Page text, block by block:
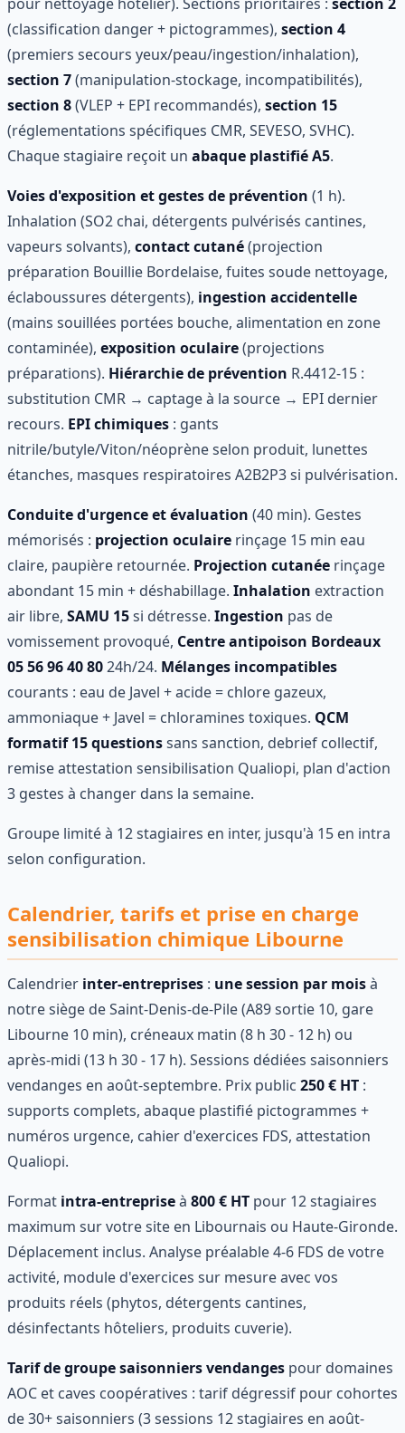
(classification danger + pictogrammes), section 4
(premiers secours yeux/peau/ingestion/inhalation),
section 7(manipulation-stockage, incompatibilités),
section 8(VLEP + EPI recommandés), section 15
(réglementations spécifiques CMR, SEVESO, SVHC).
Chaque stagiaire reçoit un abaque plastifié A5.
Voies d'exposition et gestes de prévention (1 h).
Inhalation (SO2 chai, détergents pulvérisés cantines,
vapeurs solvants), contact cutané(projection
préparation Bouillie Bordelaise, fuites soude nettoyage,
éclaboussures détergents), ingestion accidentelle
(mains souillées portées bouche, alimentation en zone
contaminée), exposition oculaire(projections
préparations). Hiérarchie de prévention R.4412-15 :
substitution CMR → captage à la source → EPI dernier
recours. EPI chimiques : gants
nitrile/butyle/Viton/néoprène selon produit, lunettes
étanches, masques respiratoires A2B2P3 si pulvérisation.
Conduite d'urgence et évaluation (40 min). Gestes
mémorisés : projection oculaire rinçage 15 min eau
claire, paupière retournée. Projection cutanée rinçage
abondant 15 min + déshabillage. Inhalation extraction
air libre, SAMU 15si détresse. Ingestion pas de
vomissement provoqué, Centre antipoison Bordeaux
05 56 96 40 8024h/24. Mélanges incompatibles
courants : eau de Javel + acide = chlore gazeux,
ammoniaque + Javel = chloramines toxiques. QCM
formatif 15 questionssans sanction, debrief collectif,
remise attestation sensibilisation Qualiopi, plan d'action
3 gestes à changer dans la semaine.
Groupe limité à 12 stagiaires en inter, jusqu'à 15 en intra
selon configuration.
Calendrier, tarifs et prise en charge
sensibilisation chimique Libourne
Calendrier inter-entreprises : une session par moisà
notre siège de Saint-Denis-de-Pile (A89 sortie 10, gare
Libourne 10 min), créneaux matin (8 h 30 - 12 h) ou
après-midi (13 h 30 - 17 h). Sessions dédiées saisonniers
vendanges en août-septembre. Prix public 250 € HT :
supports complets, abaque plastifié pictogrammes +
numéros urgence, cahier d'exercices FDS, attestation
Qualiopi.
Format intra-entrepriseà 800 € HT pour 12 stagiaires
maximum sur votre site en Libournais ou Haute-Gironde.
Déplacement inclus. Analyse préalable 4-6 FDS de votre
activité, module d'exercices sur mesure avec vos
produits réels (phytos, détergents cantines,
désinfectants hôteliers, produits cuverie).
Tarif de groupe saisonniers vendanges pour domaines
AOC et caves coopératives : tarif dégressif pour cohortes
de 30+ saisonniers (3 sessions 12 stagiaires en août-